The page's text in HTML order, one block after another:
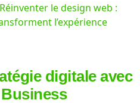
Réinventer le design web :
l’expérience
digitale avec